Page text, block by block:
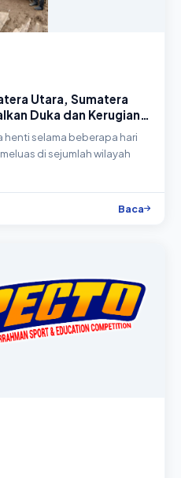
Utara, Sumatera
Duka dan Kerugian
henti selama beberapa hari
di sejumlah wilayah
Baca